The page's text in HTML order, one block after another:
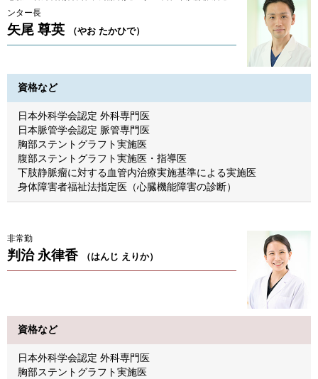
ンター長
矢尾 尊英 （やお たかひで）
資格など
日本外科学会認定 外科専門医
日本脈管学会認定 脈管専門医
胸部ステントグラフト実施医
腹部ステントグラフト実施医・指導医
下肢静脈瘤に対する血管内治療実施基準による実施医
身体障害者福祉法指定医（心臓機能障害の診断）
非常勤
判治 永律香 （はんじ えりか）
資格など
日本外科学会認定 外科専門医
胸部ステントグラフト実施医